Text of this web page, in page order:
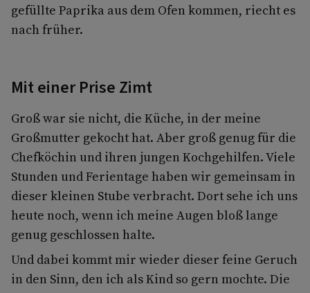
gefüllte Paprika aus dem Ofen kommen, riecht es
nach früher.
Mit einer Prise Zimt
Groß war sie nicht, die Küche, in der meine
Großmutter gekocht hat. Aber groß genug für die
Chefköchin und ihren jungen Kochgehilfen. Viele
Stunden und Ferientage haben wir gemeinsam in
dieser kleinen Stube verbracht. Dort sehe ich uns
heute noch, wenn ich meine Augen bloß lange
genug geschlossen halte.
Und dabei kommt mir wieder dieser feine Geruch
in den Sinn, den ich als Kind so gern mochte. Die